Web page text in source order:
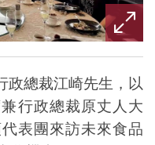
政總裁江崎先生，以
行政總裁原丈人大
表團來訪未來食品